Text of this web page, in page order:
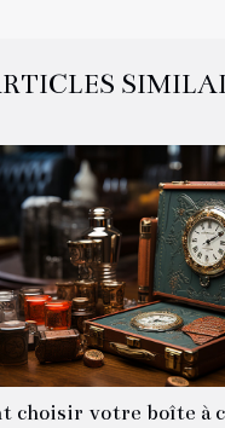
choisir votre boîte à